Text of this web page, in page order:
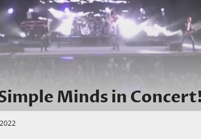
Minds in